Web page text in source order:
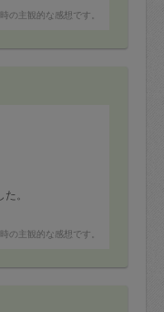
致します!!
の主観的な感想です。
。
の主観的な感想です。